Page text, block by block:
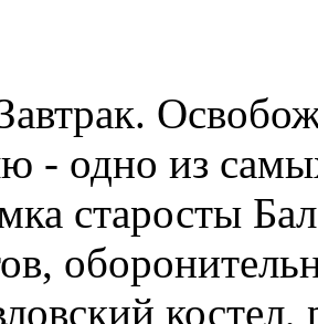
- одно из
старосты